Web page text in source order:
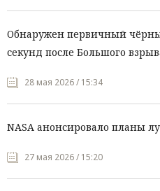
Обнаружен первичный
секунд после Большого
28 мая 2026 / 15:34
NASA анонсировало планы
27 мая 2026 / 15:20